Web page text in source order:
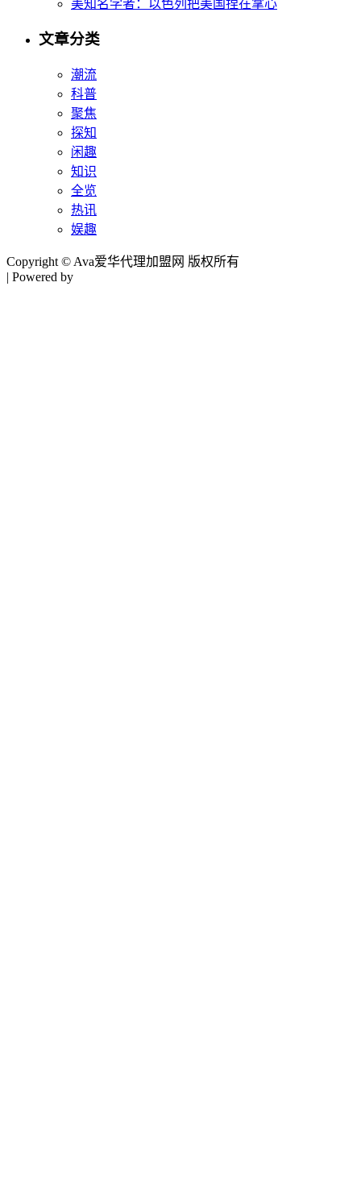
美知名学者：以色列把美国捏在掌心
文章分类
潮流
科普
聚焦
探知
闲趣
知识
全览
热讯
娱趣
Copyright © Ava爱华代理加盟网 版权所有
| Powered by